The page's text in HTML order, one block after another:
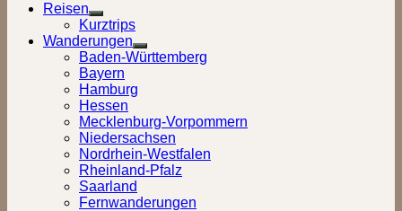
Reisen
Show
sub
menu
Kurztrips
Wanderungen
Show
sub
Baden-Württemberg
Bayern
Hamburg
Hessen
Mecklenburg-Vorpommern
Niedersachsen
Nordrhein-Westfalen
Rheinland-Pfalz
Saarland
Fernwanderungen